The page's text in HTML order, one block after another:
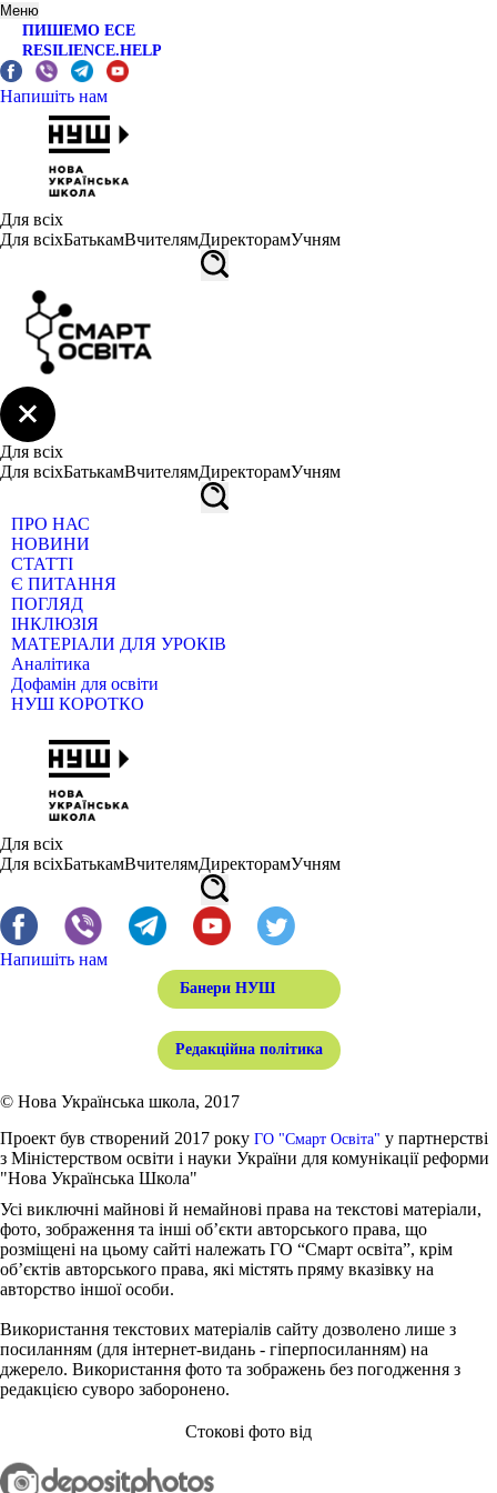
Меню
ПИШЕМО ЕСЕ
RESILIENCE.HELP
Напишіть нам
Для всіх
Для всіхБатькамВчителямДиректорамУчням
Для всіх
Для всіхБатькамВчителямДиректорамУчням
ПРО НАС
НОВИНИ
СТАТТІ
Є ПИТАННЯ
ПОГЛЯД
ІНКЛЮЗІЯ
МАТЕРІАЛИ ДЛЯ УРОКІВ
Аналітика
Дофамін для освіти
НУШ КОРОТКО
Для всіх
Для всіхБатькамВчителямДиректорамУчням
Напишіть нам
Банери НУШ
Редакційна політика
© Нова Українська школа, 2017
Проект був створений 2017 року ГО "Смарт Освіта" у партнерстві
з Міністерством освіти і науки України для комунікації реформи
"Нова Українська Школа"
Усі виключні майнові й немайнові права на текстові матеріали,
фото, зображення та інші об’єкти авторського права, що
розміщені на цьому сайті належать ГО “Смарт освіта”, крім
об’єктів авторського права, які містять пряму вказівку на
авторство іншої особи.
Використання текстових матеріалів сайту дозволено лише з
посиланням (для інтернет-видань - гіперпосиланням) на
джерело. Використання фото та зображень без погодження з
редакцією суворо заборонено.
Стокові фото від